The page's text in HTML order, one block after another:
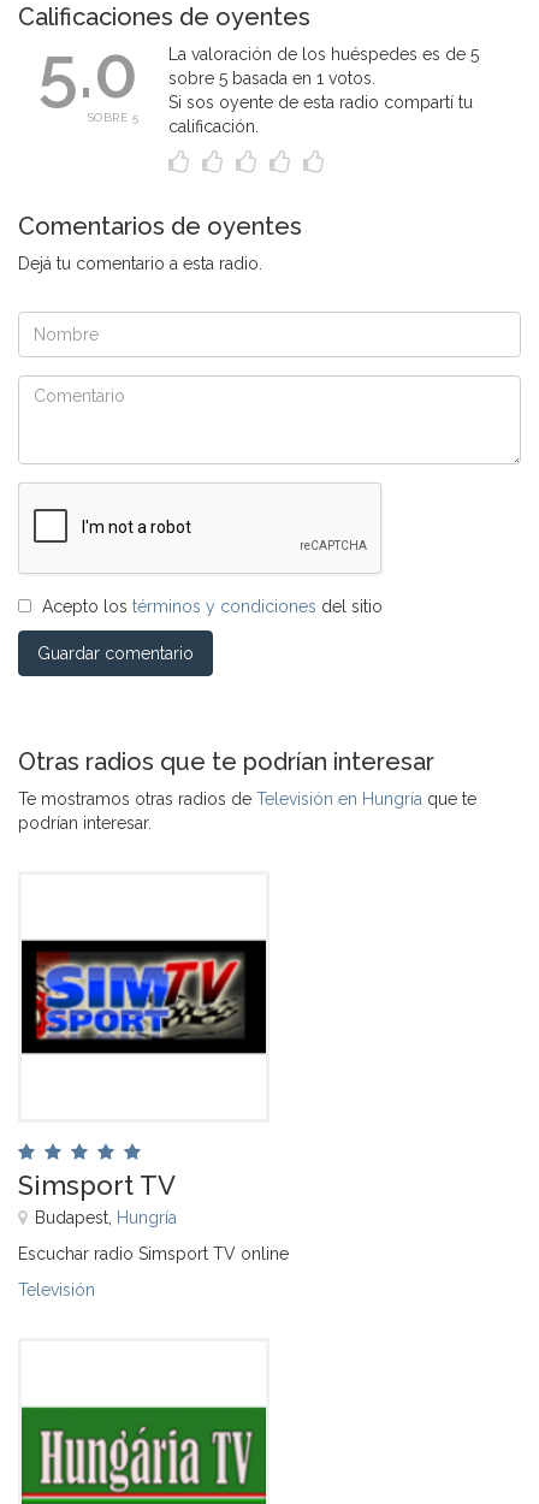
Calificaciones de oyentes
5.0
SOBRE 5
La valoración de los huéspedes es de 5
sobre 5 basada en 1 votos.
Si sos oyente de esta radio compartí tu
calificación.
Comentarios de oyentes
Dejá tu comentario a esta radio.
Acepto los términos y condiciones del sitio
Guardar comentario
Otras radios que te podrían interesar
Te mostramos otras radios de Televisión en Hungría que te
podrían interesar.
Simsport TV
Budapest, Hungría
Escuchar radio Simsport TV online
Televisión